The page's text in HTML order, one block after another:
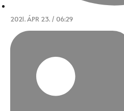
2021. ÁPR 23. / 06:29